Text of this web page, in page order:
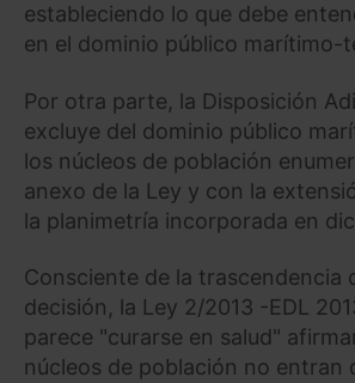
estableciendo lo que debe
en el dominio público marítimo-
Por otra parte, la Disposición
excluye del dominio público
los núcleos de población
anexo de la Ley y con la
la planimetría incorporada en
Consciente de la trascendencia
decisión, la Ley 2/2013 -EDL
parece "curarse en salud"
núcleos de población no entran